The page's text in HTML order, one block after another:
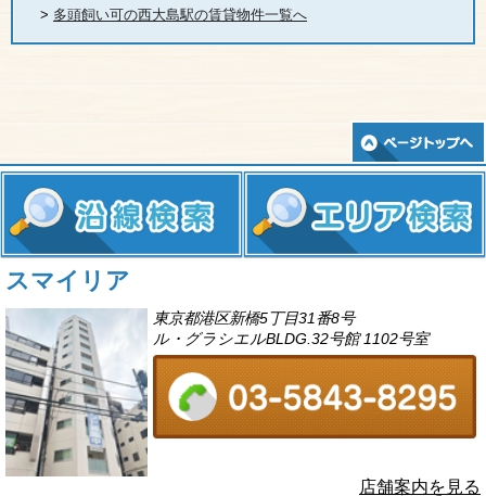
> 多頭飼い可の西大島駅の賃貸物件一覧へ
スマイリア
東京都港区新橋5丁目31番8号
ル・グラシエルBLDG.32号館 1102号室
店舗案内を見る